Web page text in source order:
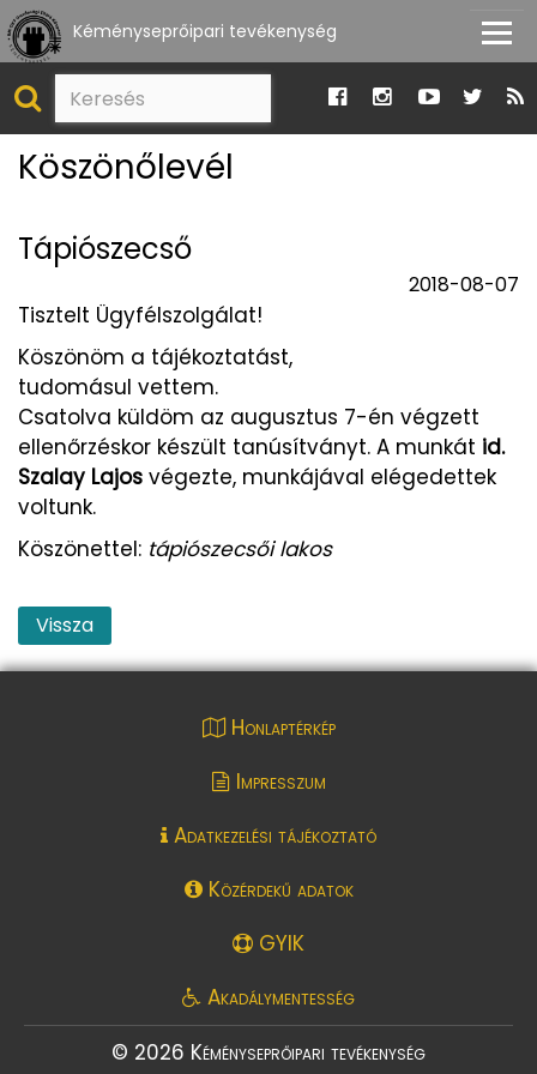
Kéményseprőipari tevékenység
Köszönőlevél
Tápiószecső
2018-08-07
Tisztelt Ügyfélszolgálat!
Köszönöm a tájékoztatást,
tudomásul vettem.
Csatolva küldöm az augusztus 7-én végzett
ellenőrzéskor készült tanúsítványt. A munkát id.
Szalay Lajos végezte, munkájával elégedettek
voltunk.
Köszönettel: tápiószecsői lakos
Vissza
Honlaptérkép
Impresszum
Adatkezelési tájékoztató
Közérdekű adatok
GYIK
Akadálymentesség
© 2026 Kéményseprőipari tevékenység